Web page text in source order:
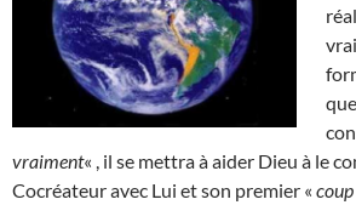
vraiment« , il se mettra à aider Dieu à le
Cocréateur avec Lui et son premier « coup